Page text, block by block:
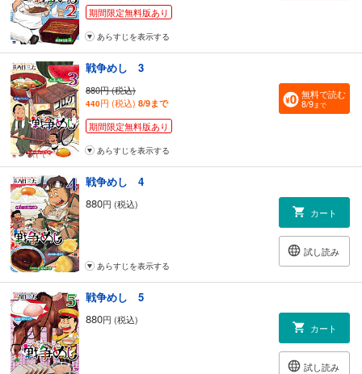
期間限定無料版あり
あらすじを表示する
戦争めし 3
880円 (税込)
440円 (税込) 8/9まで
期間限定無料版あり
無料で読む
8/9まで
あらすじを表示する
戦争めし 4
880円 (税込)
カート
試し読み
あらすじを表示する
戦争めし 5
880円 (税込)
カート
試し読み